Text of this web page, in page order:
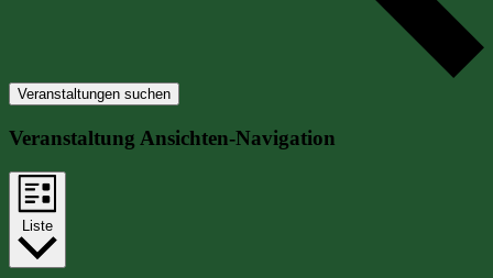
Veranstaltungen suchen
Veranstaltung Ansichten-Navigation
Liste